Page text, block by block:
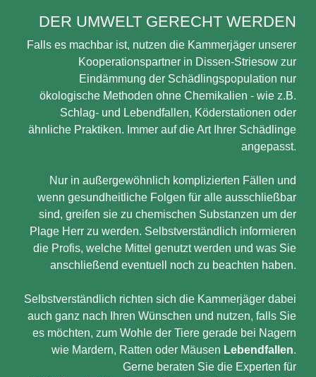
DER UMWELT GERECHT WERDEN
Falls es machbar ist, nutzen die Kammerjäger unserer
Kooperationspartner in Dissen-Striesow zur
Eindämmung der Schädlingspopulation nur
ökologische Methoden ohne Chemikalien - wie z.B.
Schlag- und Lebendfallen, Köderstationen oder
ähnliche Praktiken. Immer auf die Art Ihrer Schädlinge
angepasst.
Nur in außergewöhnlich komplizierten Fällen und
wenn gesundheitliche Folgen für alle ausschließbar
sind, greifen sie zu chemischen Substanzen um der
Plage Herr zu werden. Selbstverständlich informieren
die Profis, welche Mittel genutzt werden und was Sie
anschließend eventuell noch zu beachten haben.
Selbstverständlich richten sich die Kammerjäger dabei
auch ganz nach Ihren Wünschen und nutzen, falls Sie
es möchten, zum Wohle der Tiere gerade bei Nagern
wie Mardern, Ratten oder Mäusen Lebendfallen.
Gerne beraten Sie die Experten für